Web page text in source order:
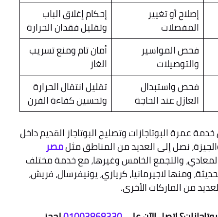
إصلاح أو تغيير
المفصلات
إحكام إغلاق الباب
وتقليل فقدان الحرارة
فحص المواسير
والتوصيلات
أمان تام ومنع تسريب
الغاز
فحص واستبدال
العازل عند الحاجة
تقليل انتقال الحرارة
وتحسين كفاءة الفرن
عمرة البوتاجازات وتصليح البوتاجاز القديم داخل
نصل إلى العديد من المناطق مثلمصر
والتجمع الخامس وغيرها، مع خدمة مختلف
ومنها لاجيرمانيا، كريازي، يونيفرسال، فريش،
من الماركات الأخرى.